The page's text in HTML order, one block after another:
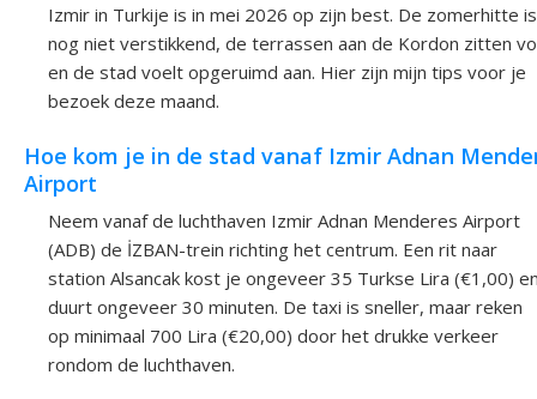
Izmir in Turkije is in mei 2026 op zijn best. De zomerhitte is
nog niet verstikkend, de terrassen aan de Kordon zitten
en de stad voelt opgeruimd aan. Hier zijn mijn tips voor je
bezoek deze maand.
Hoe kom je in de stad vanaf Izmir Adnan
Airport
Neem vanaf de luchthaven Izmir Adnan Menderes Airport
(ADB) de İZBAN-trein richting het centrum. Een rit naar
station Alsancak kost je ongeveer 35 Turkse Lira (€1,00)
duurt ongeveer 30 minuten. De taxi is sneller, maar reken
op minimaal 700 Lira (€20,00) door het drukke verkeer
rondom de luchthaven.